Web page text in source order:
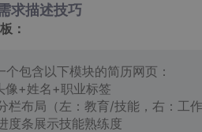
求描述技巧
：
个包含以下模块的简历网页：
像+姓名+职业标签
栏布局（左：教育/技能，右：工
度条展示技能熟练度